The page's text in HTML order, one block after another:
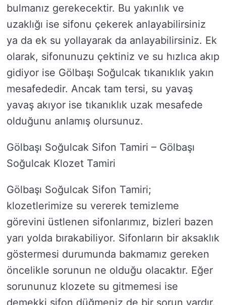
bulmanız gerekecektir. Bu yakınlık ve
uzaklığı ise sifonu çekerek anlayabilirsiniz
ya da ek su yollayarak da anlayabilirsiniz. Ek
olarak, sifonunuzu çektiniz ve su hızlıca akıp
gidiyor ise Gölbaşı Soğulcak tıkanıklık yakın
mesafededir. Ancak tam tersi, su yavaş
yavaş akıyor ise tıkanıklık uzak mesafede
olduğunu anlamış olursunuz.
Gölbaşı Soğulcak Sifon Tamiri – Gölbaşı
Soğulcak Klozet Tamiri
Gölbaşı Soğulcak Sifon Tamiri;
klozetlerimize su vererek temizleme
görevini üstlenen sifonlarımız, bizleri bazen
yarı yolda bırakabiliyor. Sifonların bir aksaklık
göstermesi durumunda bakmamız gereken
öncelikle sorunun ne olduğu olacaktır. Eğer
sorununuz klozete su gitmemesi ise
demekki sifon düğmeniz de bir sorun vardır.